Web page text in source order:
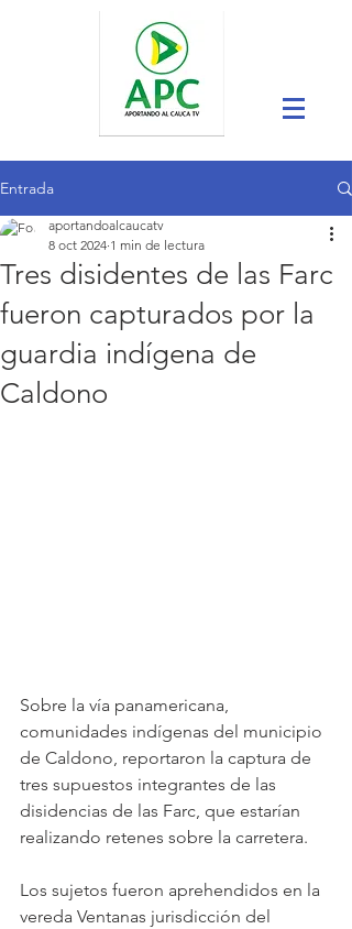
Entrada
Tres disidentes de las Farc
fueron capturados por la
guardia indígena de
Caldono
aportandoalcaucatv
8 oct 2024 1 min de lectura
Sobre la vía panamericana,
comunidades indígenas del municipio
de Caldono, reportaron la captura de
tres supuestos integrantes de las
disidencias de las Farc, que estarían
realizando retenes sobre la carretera.
Los sujetos fueron aprehendidos en la
vereda Ventanas jurisdicción del